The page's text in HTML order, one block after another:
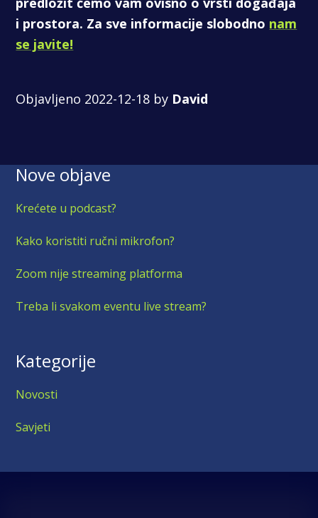
i prostora. Za sve informacije slobodno nam
se javite!
Objavljeno 2022-12-18 by David
Nove objave
Krećete u podcast?
Kako koristiti ručni mikrofon?
Zoom nije streaming platforma
Treba li svakom eventu live stream?
Kategorije
Novosti
Savjeti